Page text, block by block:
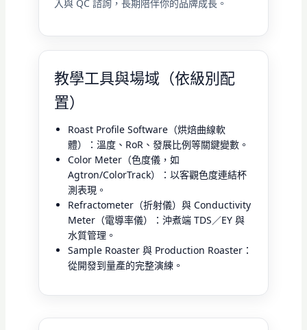
入與 QC 諮詢，長期陪伴你的品牌成長。
教學工具與場域（依級別配
置）
Roast Profile Software（烘焙曲線軟
體）：溫度、RoR、發展比例等關鍵變數。
Color Meter（色度儀，如
Agtron/ColorTrack）：以客觀色度連結杯
測表現。
Refractometer（折射儀）與 Conductivity
Meter（電導率儀）：沖煮端 TDS／EY 與
水質管理。
Sample Roaster 與 Production Roaster：
從開發到量產的完整演練。